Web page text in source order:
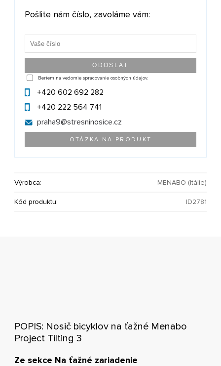
Pošlite nám číslo, zavoláme vám:
Beriem na vedomie spracovanie osobných údajov.
+420 602 692 282
+420 222 564 741
praha9@stresninosice.cz
OTÁZKA NA PRODUKT
Výrobca: MENABO (Itálie)
Kód produktu: ID2781
POPIS: Nosič bicyklov na ťažné Menabo
Project Tilting 3
Ze sekce Na ťažné zariadenie